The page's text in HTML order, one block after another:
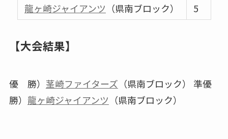
龍ヶ崎ジャイアンツ （県南ブロック） 5
【大会結果】
優 勝） 茎崎ファイターズ （県南ブロック） 準優
勝） 龍ヶ崎ジャイアンツ （県南ブロック）